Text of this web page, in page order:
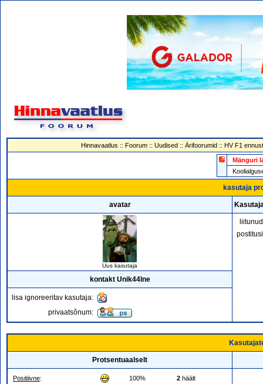
Hinnavaatlus :: Foorum:: Uudised:: Ärifoorumid:: HV F1
Mänguri
kasutaja
avatar
Uus kasutaja
kontakt Unik44lne
lisa ignoreeritav kasutaja:
privaatsõnum:
Protsentuaalselt
Positiivne: 100% 2 häält